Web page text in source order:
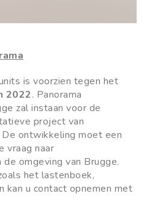
is voorzien tegen het
2022. Panorama
zal instaan voor de
project van
De ontwikkeling moet een
vraag naar
omgeving van Brugge.
het lastenboek,
kan u contact opnemen met